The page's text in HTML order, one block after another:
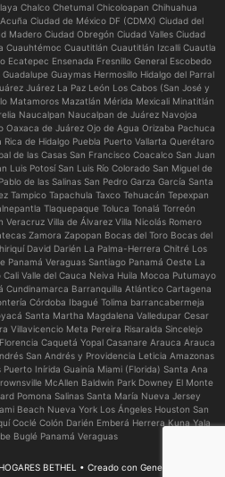
Chalco Chetumal Chicoloapan Chihuahua
Ciudad de México DF (CDMX) Ciudad del
Madero Ciudad Obregón Ciudad Valles Ciudad
Cuauhtémoc Cuautitlán Cuautitlán Izcalli Cuautla
Ecatepec Ensenada Fresnillo General Escobedo
Guaymas Hermosillo Hidalgo del Parral
Juárez La Paz León Los Cabos (San José y
Matamoros Mazatlán Mérida Mexicali Minatitlán
Naucalpan Naucalpan de Juárez Navojoa
de Juárez Ojo de Agua Orizaba Pachuca
Rica de Hidalgo Puebla Puerto Vallarta Querétaro
de las Casas San Francisco Coacalco San Juan
Luis Potosí San Luis Río Colorado San Miguel de
de las Salinas San Pedro Garza García Santa
Tampico Tapachula Taxco Tehuacán Tepexpan
Tlaquepaque Toluca Tonalá Torreón
Veracruz Villa de Álvarez Villa Nicolás Romero
Zamora Zapopan Bocas del Toro Bocas del
David Darién La Palma-Herrera Chitré Los
Panamá Veraguas Santiago Panamá Oeste La
Valle del Cauca Neiva Huila Mocoa Putumayo
Cundinamarca Barranquilla Atlántico Cartagena
Córdoba Ibagué Tolima barrancabermeja
Santa Martha Magdalena Valledupar Cesar
Villavicencio Meta Pereira Risaralda Sincelejo
Caquetá Yopal Casanare Arauca Arauca
San Andrés y Providencia Leticia Amazonas
Inírida Guainía Miami (Florida) Santa Ana
McAllen Baldwin Park Downey El Monte
Pomona Salinas Santa María Nueva Jersey
Beach Nueva York Los Ángeles Houston San
Coclé Colón Darién Emberá Herrera Kuna Yala
Buglé Panamá Veraguas
BETHEL • Creado con GeneratePress